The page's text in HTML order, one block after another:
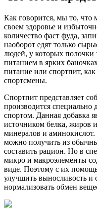
Как говорится, мы то,
своем здоровье и
количество фаст фуда,
наоборот едят только
людей, у которых
питанием в ярких
питание или спортпит,
спортсмены.
Спортпит представляет
производится
спортом. Данная добавка
источником белка, жиров
минералов и аминокислот.
можно получить из
составить рацион. Но в
микро и макроэлементы
виде. Поэтому с их
улучшить выносливость
нормализовать обмен